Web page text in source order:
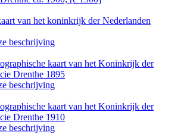
van het koninkrijk der Nederlanden
beschrijving
kaart van het Koninkrijk der
Drenthe 1895
beschrijving
kaart van het Koninkrijk der
Drenthe 1910
beschrijving